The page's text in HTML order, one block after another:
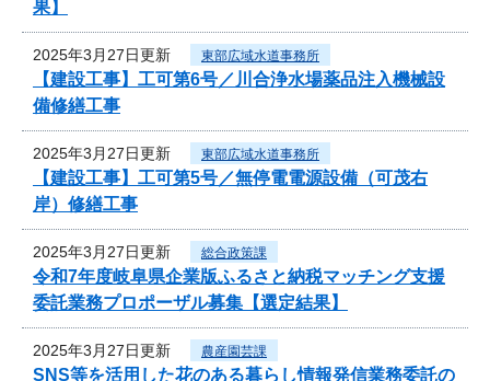
果】
2025年3月27日更新 東部広域水道事務所
【建設工事】工可第6号／川合浄水場薬品注入機械設
備修繕工事
2025年3月27日更新 東部広域水道事務所
【建設工事】工可第5号／無停電電源設備（可茂右
岸）修繕工事
2025年3月27日更新 総合政策課
令和7年度岐阜県企業版ふるさと納税マッチング支援
委託業務プロポーザル募集【選定結果】
2025年3月27日更新 農産園芸課
SNS等を活用した花のある暮らし情報発信業務委託の